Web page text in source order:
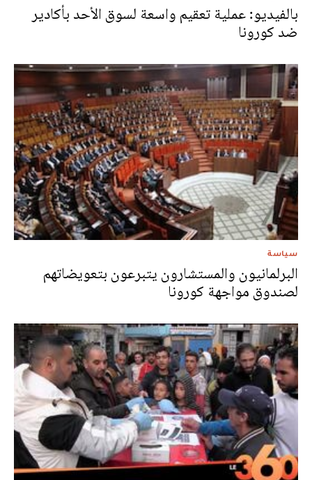
بالفيديو: عملية تعقيم واسعة لسوق الأحد بأكادير
ضد كورونا
سياسة
البرلمانيون والمستشارون يتبرعون بتعويضاتهم
لصندوق مواجهة كورونا